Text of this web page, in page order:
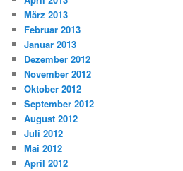
März 2013
Februar 2013
Januar 2013
Dezember 2012
November 2012
Oktober 2012
September 2012
August 2012
Juli 2012
Mai 2012
April 2012